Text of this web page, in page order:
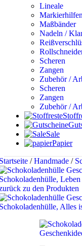
Lineale
Markierhilfen
Maßbänder
Nadeln /
Scheren
Zangen
Zubehör /
Scheren
Zangen
Zubehör /
Sale
Papier
/ Handmade /
Leben
zu den Produkten
Alles